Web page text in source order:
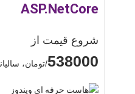
ASP.NetCore
شروع قیمت از
538000/تومان،